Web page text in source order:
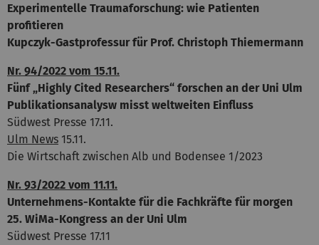
Experimentelle Traumaforschung: wie Patienten
profitieren
Kupczyk-Gastprofessur für Prof. Christoph Thiemermann
Nr. 94/2022 vom 15.11.
Fünf „Highly Cited Researchers“ forschen an der Uni Ulm
Publikationsanalysw misst weltweiten Einfluss
Südwest Presse 17.11.
Ulm News 15.11.
Die Wirtschaft zwischen Alb und Bodensee 1/2023
Nr. 93/2022 vom 11.11.
Unternehmens-Kontakte für die Fachkräfte für morgen
25. WiMa-Kongress an der Uni Ulm
Südwest Presse 17.11